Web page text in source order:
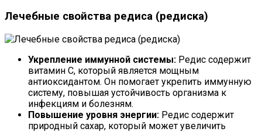
Лечебные свойства редиса (редиска)
Укрепление иммунной системы: Редис содержит
витамин С, который является мощным
антиоксидантом. Он помогает укрепить иммунную
систему, повышая устойчивость организма к
инфекциям и болезням.
Повышение уровня энергии: Редис содержит
природный сахар, который может увеличить